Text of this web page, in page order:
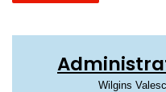
Wilgins